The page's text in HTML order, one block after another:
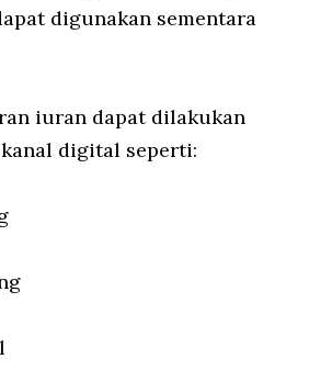
digunakan sementara
iuran dapat dilakukan
digital seperti: